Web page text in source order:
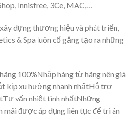
Innisfree, 3Ce, MAC,…
dựng thương hiệu và phát triển,
& Spa luôn cố gắng tạo ra những
100%Nhập hàng từ hãng nên giá
kịp xu hướng nhanh nhấtHỗ trợ
vấn nhiệt tình nhấtNhững
mãi được áp dụng liên tục để tri ân